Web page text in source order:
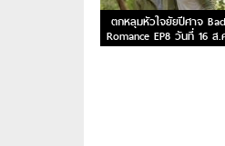
ตกหลุมหัวใจยัยปีศาจ Bad
Romance EP8 วันที่ 16 ส.
59